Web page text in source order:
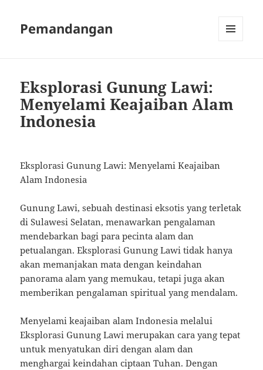
Pemandangan
Eksplorasi Gunung Lawi:
Menyelami Keajaiban Alam
Indonesia
Eksplorasi Gunung Lawi: Menyelami Keajaiban
Alam Indonesia
Gunung Lawi, sebuah destinasi eksotis yang terletak
di Sulawesi Selatan, menawarkan pengalaman
mendebarkan bagi para pecinta alam dan
petualangan. Eksplorasi Gunung Lawi tidak hanya
akan memanjakan mata dengan keindahan
panorama alam yang memukau, tetapi juga akan
memberikan pengalaman spiritual yang mendalam.
Menyelami keajaiban alam Indonesia melalui
Eksplorasi Gunung Lawi merupakan cara yang tepat
untuk menyatukan diri dengan alam dan
menghargai keindahan ciptaan Tuhan. Dengan